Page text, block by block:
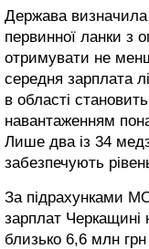
Держава визначила
первинної ланки з
отримувати не
середня зарплата
в області
навантаженням
Лише два із 34
забезпечують
За підрахунками
зарплат Черкащині
близько 6,6 млн